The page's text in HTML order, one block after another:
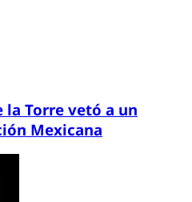
la Torre vetó a un
Mexicana